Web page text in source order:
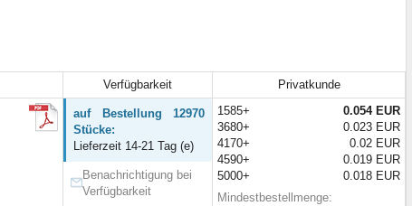
Verfügbarkeit
Privatkunde
auf Bestellung 12970
Stücke:
Lieferzeit 14-21 Tag (e)
Benachrichtigung bei
Verfügbarkeit
1585+
0.054 EUR
3680+
0.023 EUR
4170+
0.02 EUR
4590+
0.019 EUR
5000+
0.018 EUR
Mindestbestellmenge: